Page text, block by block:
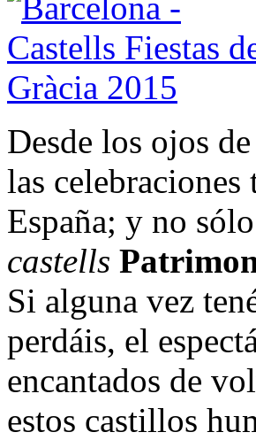
Desde los ojos
las
España; y no
castells
Si alguna vez
perdáis, el
encantados de
estos castillos